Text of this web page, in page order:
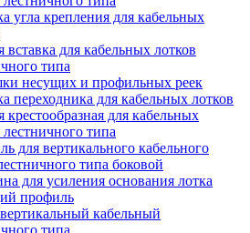
угла крепления для кабельных
вставка для кабельных лотков
типа
несущих и профильных реек
переходника для кабельных лотков
крестообразная для кабельных
лестничного типа
для вертикального кабельного
типа боковой
для усиления основания лотка
профиль
кабельный
типа